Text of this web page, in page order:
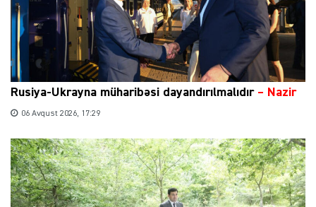
Rusiya-Ukrayna müharibəsi dayandırılmalıdır– Nazir
06 Avqust 2026, 17:29